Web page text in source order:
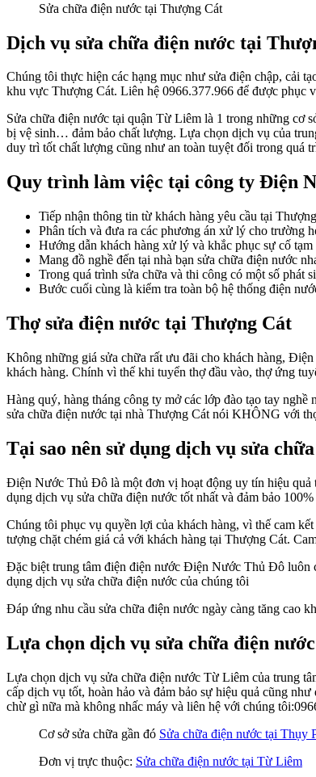
Sửa chữa điện nước tại Thượng Cát
Dịch vụ sửa chữa điện nước tại
Chúng tôi thực hiện các hạng mục như sửa điện chập, cải
khu vực Thượng Cát. Liên hệ 0966.377.966 để được phục
Sửa chữa điện nước tại quận Từ Liêm là 1 trong những cơ
bị vệ sinh… đảm bảo chất lượng. Lựa chọn dịch vụ của
duy trì tốt chất lượng cũng như an toàn tuyệt đối trong quá
Quy trình làm việc tại công ty Điện
Tiếp nhận thông tin từ khách hàng yêu cầu tại
Phân tích và đưa ra các phương án xử lý cho trường
Hướng dẫn khách hàng xử lý và khắc phục sự cố
Mang đồ nghề đến tại nhà bạn sửa chữa điện nước
Trong quá trình sửa chữa và thi công có một số
Bước cuối cùng là kiểm tra toàn bộ hệ thống điện
Thợ sửa điện nước tại Thượng Cát
Không những giá sửa chữa rất ưu đãi cho khách hàng,
khách hàng. Chính vì thế khi tuyển thợ đầu vào, thợ ứng
Hàng quý, hàng tháng công ty mở các lớp đào tạo tay
sửa chữa điện nước tại nhà Thượng Cát nói KHÔNG với
Tại sao nên sử dụng dịch vụ sửa
Điện Nước Thủ Đô là một đơn vị hoạt động uy tín hiệu quả
dụng dịch vụ sửa chữa điện nước tốt nhất và đảm bảo
Chúng tôi phục vụ quyền lợi của khách hàng, vì thế cam
tượng chặt chém giá cả với khách hàng tại Thượng Cát.
Đặc biệt trung tâm điện điện nước Điện Nước Thủ Đô luôn
dụng dịch vụ sửa chữa điện nước của chúng tôi
Đáp ứng nhu cầu sửa chữa điện nước ngày càng tăng cao
Lựa chọn dịch vụ sửa chữa điện
Lựa chọn dịch vụ sửa chữa điện nước Từ Liêm của trung
cấp dịch vụ tốt, hoàn hảo và đảm bảo sự hiệu quả cũng
chừ gì nữa mà không nhấc máy và liên hệ với chúng
Cơ sở sửa chữa gần đó Sửa chữa điện nước tại Thụy
Đơn vị trực thuộc: Sửa chữa điện nước tại Từ Liêm